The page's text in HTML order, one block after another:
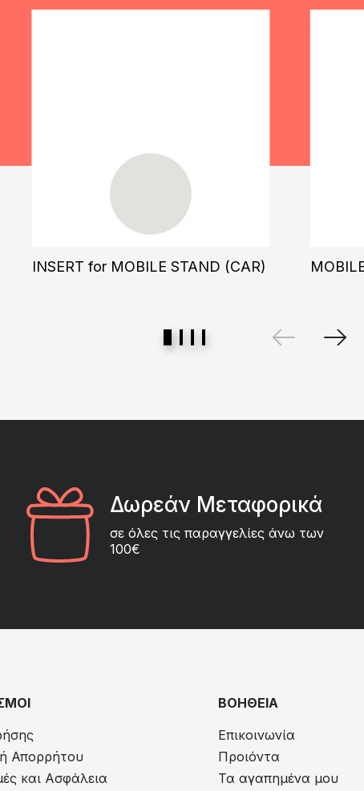
INSERT for MOBILE STAND (CAR)
Δωρεάν Μεταφορικά
σε όλες τις παραγγελίες άνω των
100€
Απορρήτου
και Ασφάλεια
ΒΟΗΘΕΙΑ
Επικοινωνία
Προιόντα
Τα αγαπημένα μου